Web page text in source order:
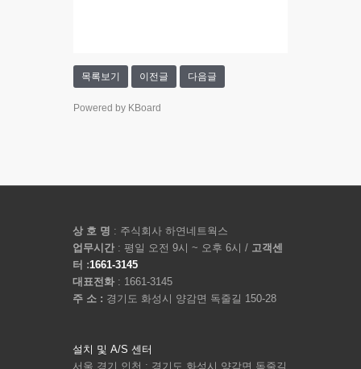
목록보기 이전글 다음글
Powered by KBoard
상 호 명 : 주식회사 하연네트웍스
업무시간 : 평일 오전 9시 ~ 오후 6시 / 고객센
터 :1661-3145
대표전화 : 1661-3145
주 소 : 경기도 화성시 양감면 독줄길 150-28
설치 및 A/S 센터
서울 경기 인천 : 경기도 화성시 양감면 독줄길